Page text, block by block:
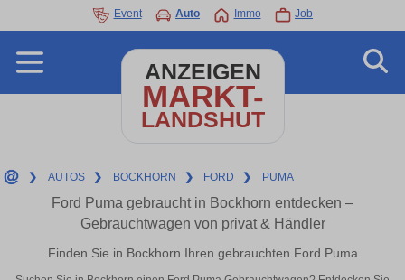
Event Auto Immo Job
ANZEIGEN
MARKT-
LANDSHUT
❯ AUTOS ❯ BOCKHORN ❯ FORD ❯ PUMA
Ford Puma gebraucht in Bockhorn entdecken –
Gebrauchtwagen von privat & Händler
Finden Sie in Bockhorn Ihren gebrauchten Ford Puma